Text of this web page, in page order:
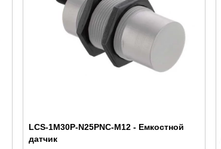
LCS-1M30P-N25PNC-M12 - Емкостной
датчик